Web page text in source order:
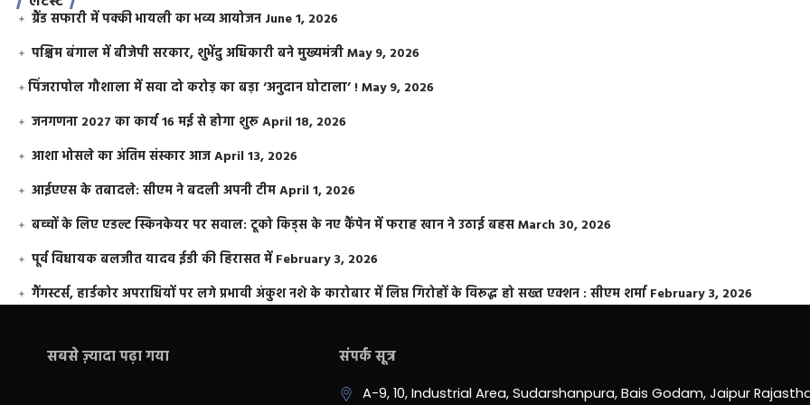
ग्रैंड सफारी में पक्की भायली का भव्य आयोजन June 1, 2026
पश्चिम बंगाल में बीजेपी सरकार, शुभेंदु अधिकारी बने मुख्यमंत्रीMay 9, 2026
​पिंजरापोल गौशाला में सवा दो करोड़ का बड़ा ‘अनुदान घोटाला’ !May 9, 2026
जनगणना 2027 का कार्य 16 मई से होगा शुरूApril 18, 2026
आशा भोसले का अंतिम संस्कार आजApril 13, 2026
आईएएस के तबादले: सीएम ने बदली अपनी टीमApril 1, 2026
बच्चों के लिए एडल्ट स्किनकेयर पर सवाल: टूको किड्स के नए कैंपेन में फराह खान ने उठाई बहसMarch 30, 2026
पूर्व विधायक बलजीत यादव ईडी की हिरासत में February 3, 2026
गैंगस्टर्स, हार्डकोर अपराधियों पर लगे प्रभावी अंकुश नशे के कारोबार में लिप्त गिरोहों के विरूद्ध हो सख्त एक्शन : सीएम शर्मा February 3, 2026
सबसे ज़्यादा पढ़ा गया संपर्क सूत्र
A-9, 10, Industrial Area, Sudarshanpura, Bais Godam, Jaipur